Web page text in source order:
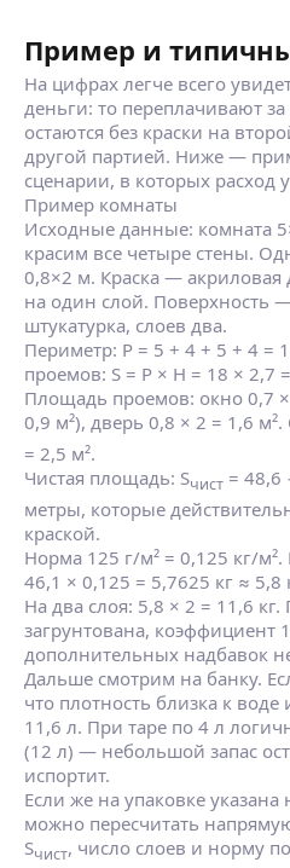
Пример и
На цифрах легче всего
деньги: то переплачивают
остаются без краски на
другой партией. Ниже —
сценарии, в которых расход
Пример комнаты
Исходные данные: комната
красим все четыре стены.
0,8×2 м. Краска — акриловая
на один слой. Поверхность
штукатурка, слоев два.
Периметр: P = 5 + 4 + 5 + 4 =
проемов: S = P × H = 18 × 2,7
Площадь проемов: окно 0,7
0,9 м²), дверь 0,8 × 2 = 1,6
= 2,5 м².
Чистая площадь: Sчист = 48,6
метры, которые
краской.
Норма 125 г/м² = 0,125 кг/
46,1 × 0,125 = 5,7625 кг ≈
На два слоя: 5,8 × 2 = 11,6 кг.
загрунтована, коэффициент
дополнительных надбавок
Дальше смотрим на банку.
что плотность близка к воде
11,6 л. При таре по 4 л
(12 л) — небольшой запас
испортит.
Если же на упаковке
можно пересчитать
Sчист, число слоев и норму